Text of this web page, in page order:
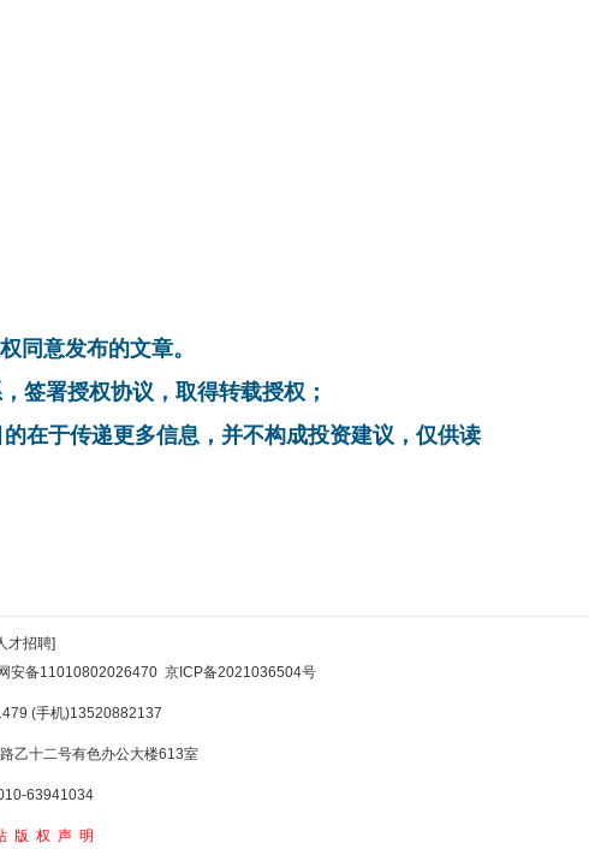
同意发布的文章。
签署授权协议，取得转载授权；
在于传递更多信息，并不构成投资建议，仅供读
才招聘]
安备11010802026470 京ICP备2021036504号
(手机)13520882137
乙十二号有色办公大楼613室
63941034
版权声明